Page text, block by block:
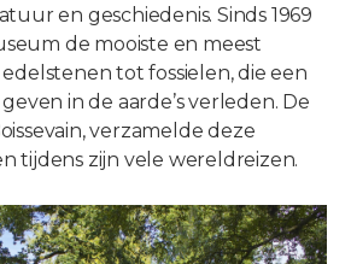
en geschiedenis. Sinds 1969
de mooiste en meest
tot fossielen, die een
in de aarde’s verleden. De
verzamelde deze
tijdens zijn vele wereldreizen.